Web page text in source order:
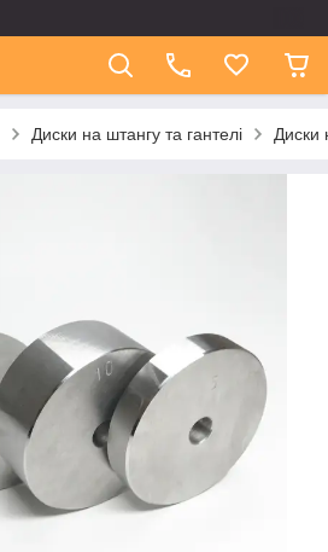
Диски на штангу та гантелі Диски